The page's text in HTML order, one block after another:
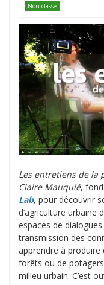
Non classé
Les entretiens de la
Claire Mauquié,
Lab, pour découvrir
d’agriculture urbaine
espaces de
transmission des
apprendre à produire
forêts ou de
milieu urbain. C’est